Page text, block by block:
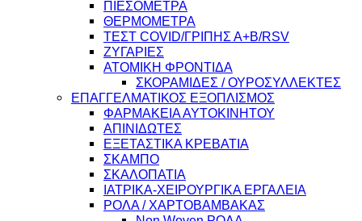
ΠΙΕΣΟΜΕΤΡΑ
ΘΕΡΜΟΜΕΤΡΑ
ΤΕΣΤ COVID/ΓΡΙΠΗΣ Α+Β/RSV
ΖΥΓΑΡΙΕΣ
ΑΤΟΜΙΚΗ ΦΡΟΝΤΙΔΑ
ΣΚΟΡΑΜΙΔΕΣ / ΟΥΡΟΣΥΛΛΕΚΤΕΣ
ΕΠΑΓΓΕΛΜΑΤΙΚΟΣ ΕΞΟΠΛΙΣΜΟΣ
ΦΑΡΜΑΚΕΙΑ ΑΥΤΟΚΙΝΗΤΟΥ
ΑΠΙΝΙΔΩΤΕΣ
ΕΞΕΤΑΣΤΙΚΑ ΚΡΕΒΑΤΙΑ
ΣΚΑΜΠΟ
ΣΚΑΛΟΠΑΤΙΑ
ΙΑΤΡΙΚΑ-ΧΕΙΡΟΥΡΓΙΚΑ ΕΡΓΑΛΕΙΑ
ΡΟΛΑ / ΧΑΡΤΟΒΑΜΒΑΚΑΣ